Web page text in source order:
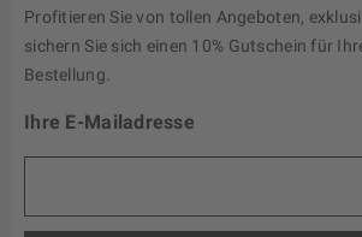
Profitieren Sie von tollen Angeboten,
sichern Sie sich einen 10% Gutschein für
Bestellung.
Ihre E-Mailadresse